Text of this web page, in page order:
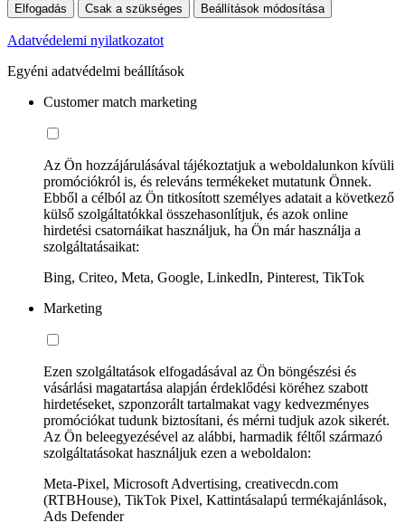
Elfogadás Csak a szükséges Beállítások módosítása
Adatvédelemi nyilatkozatot
Egyéni adatvédelmi beállítások
Customer match marketing
Az Ön hozzájárulásával tájékoztatjuk a weboldalunkon kívüli
promóciókról is, és releváns termékeket mutatunk Önnek.
Ebből a célból az Ön titkosított személyes adatait a következő
külső szolgáltatókkal összehasonlítjuk, és azok online
hirdetési csatornáikat használjuk, ha Ön már használja a
szolgáltatásaikat:
Bing, Criteo, Meta, Google, LinkedIn, Pinterest, TikTok
Marketing
Ezen szolgáltatások elfogadásával az Ön böngészési és
vásárlási magatartása alapján érdeklődési köréhez szabott
hirdetéseket, szponzorált tartalmakat vagy kedvezményes
promóciókat tudunk biztosítani, és mérni tudjuk azok sikerét.
Az Ön beleegyezésével az alábbi, harmadik féltől származó
szolgáltatásokat használjuk ezen a weboldalon:
Meta-Pixel, Microsoft Advertising, creativecdn.com
(RTBHouse), TikTok Pixel, Kattintásalapú termékajánlások,
Ads Defender